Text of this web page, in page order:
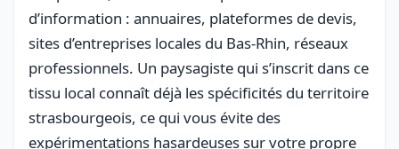
d’information : annuaires, plateformes de devis,
sites d’entreprises locales du Bas-Rhin, réseaux
professionnels. Un paysagiste qui s’inscrit dans ce
tissu local connaît déjà les spécificités du territoire
strasbourgeois, ce qui vous évite des
expérimentations hasardeuses sur votre propre